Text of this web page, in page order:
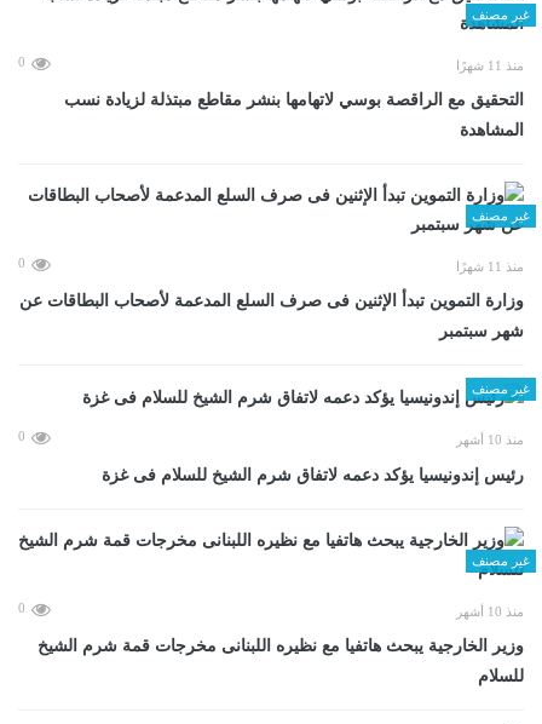
غير مصنف
منذ 11 شهرًا 0
التحقيق مع الراقصة بوسي لاتهامها بنشر مقاطع مبتذلة لزيادة نسب
المشاهدة
غير مصنف
منذ 11 شهرًا 0
وزارة التموين تبدأ الإثنين فى صرف السلع المدعمة لأصحاب البطاقات عن
شهر سبتمبر
غير مصنف
منذ 10 أشهر 0
رئيس إندونيسيا يؤكد دعمه لاتفاق شرم الشيخ للسلام فى غزة
غير مصنف
منذ 10 أشهر 0
وزير الخارجية يبحث هاتفيا مع نظيره اللبنانى مخرجات قمة شرم الشيخ
للسلام